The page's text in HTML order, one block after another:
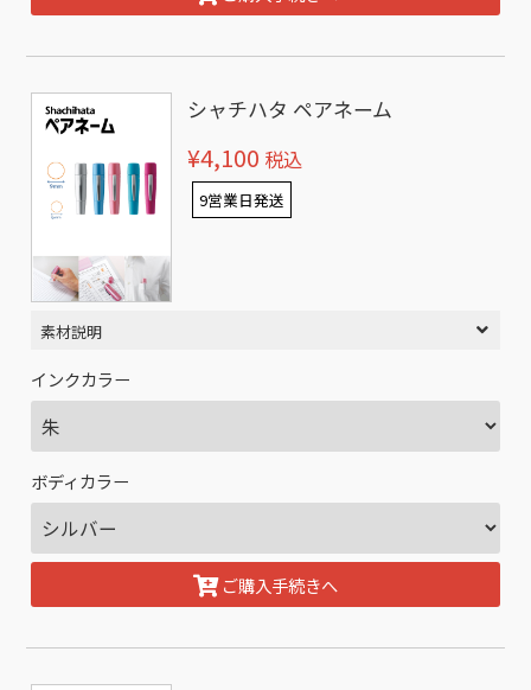
シャチハタ ペアネーム
¥4,100 税込
9営業日発送
素材説明
インクカラー
ボディカラー
ご購入手続きへ